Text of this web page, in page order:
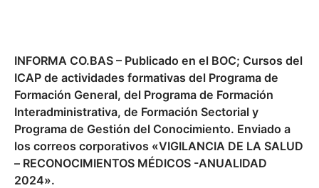
INFORMA CO.BAS – Publicado en el BOC; Cursos del
ICAP de actividades formativas del Programa de
Formación General, del Programa de Formación
Interadministrativa, de Formación Sectorial y
Programa de Gestión del Conocimiento. Enviado a
los correos corporativos «VIGILANCIA DE LA SALUD
– RECONOCIMIENTOS MÉDICOS -ANUALIDAD
2024».